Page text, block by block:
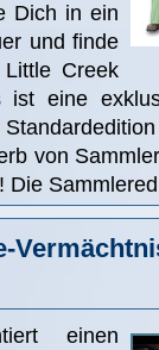
Dich in ein
und finde
Creek
eine
von
einen